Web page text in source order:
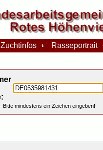
Zuchtinfos Rasseportrait
Bitte mindestens ein Zeichen eingeben!